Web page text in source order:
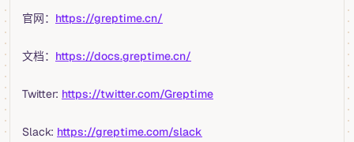
官网： https://greptime.cn/
文档： https://docs.greptime.cn/
Twitter: https://twitter.com/Greptime
Slack: https://greptime.com/slack